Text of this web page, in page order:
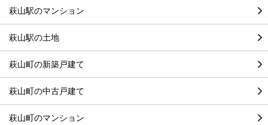
萩山駅のマンション
萩山駅の土地
萩山町の新築戸建て
萩山町の中古戸建て
萩山町のマンション